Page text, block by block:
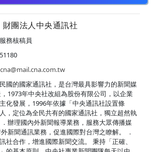
團法人中央通訊社
務核稿員
國的國家通訊社，是台灣最具影響力的新聞媒
1973年中央社改組為股份有限公司，以企業
化發展，1996年依據「中央通訊社設置條
，定位為全民共有的國家通訊社，獨立超然執
辦理國內外新聞報導業務，服務大眾傳播媒
新聞通訊業務，促進國際對台灣之瞭解。 ．
社合作，增進國際新聞交流。 秉持「正確、